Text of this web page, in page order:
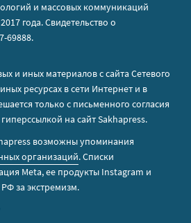
и массовых коммуникаций
года. Свидетельство о
69888.
и иных материалов с сайта Сетевого
ресурсах в сети Интернет и в
только с письменного согласия
на сайт Sakhapress.
возможны упоминания
организаций. Списки
Metа, ее продукты Instagram и
за экстремизм.